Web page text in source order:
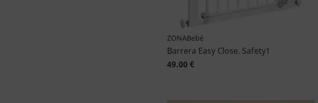
ZONABebé
Barrera Easy Close. Safety1
49.00 €